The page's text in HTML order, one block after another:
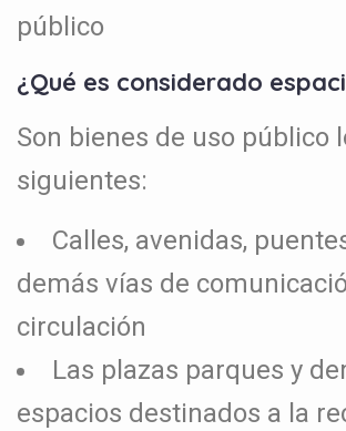
público
¿Qué es considerado
Son bienes de uso público
siguientes:
Calles, avenidas,
demás vías de
circulación
Las plazas parques y
espacios destinados a la